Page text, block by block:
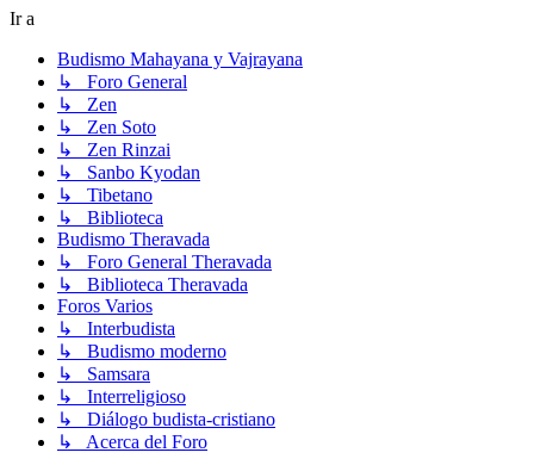
Ir a
Budismo Mahayana y Vajrayana
↳ Foro General
↳ Zen
↳ Zen Soto
↳ Zen Rinzai
↳ Sanbo Kyodan
↳ Tibetano
↳ Biblioteca
Budismo Theravada
↳ Foro General Theravada
↳ Biblioteca Theravada
Foros Varios
↳ Interbudista
↳ Budismo moderno
↳ Samsara
↳ Interreligioso
↳ Diálogo budista-cristiano
↳ Acerca del Foro